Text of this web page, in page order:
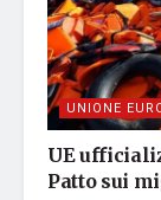
UNIONE
UE
Patto sui